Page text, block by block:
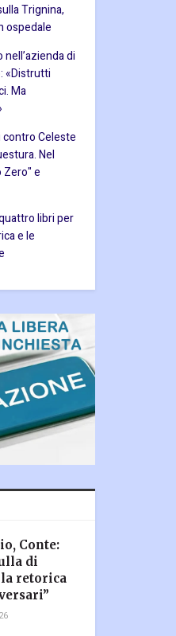
Trignina,
ospedale
di
«Distrutti
Ma
contro Celeste
Nel
Zero" e
libri per
e le
Conte:
di
retorica